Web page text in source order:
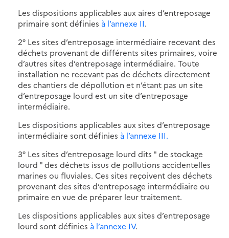
Les dispositions applicables aux aires d’entreposage
primaire sont définies à l’annexe II.
2° Les sites d’entreposage intermédiaire recevant des
déchets provenant de différents sites primaires, voire
d’autres sites d’entreposage intermédiaire. Toute
installation ne recevant pas de déchets directement
des chantiers de dépollution et n’étant pas un site
d’entreposage lourd est un site d’entreposage
intermédiaire.
Les dispositions applicables aux sites d’entreposage
intermédiaire sont définies à l’annexe III.
3° Les sites d’entreposage lourd dits " de stockage
lourd " des déchets issus de pollutions accidentelles
marines ou fluviales. Ces sites reçoivent des déchets
provenant des sites d’entreposage intermédiaire ou
primaire en vue de préparer leur traitement.
Les dispositions applicables aux sites d’entreposage
lourd sont définies à l’annexe IV.